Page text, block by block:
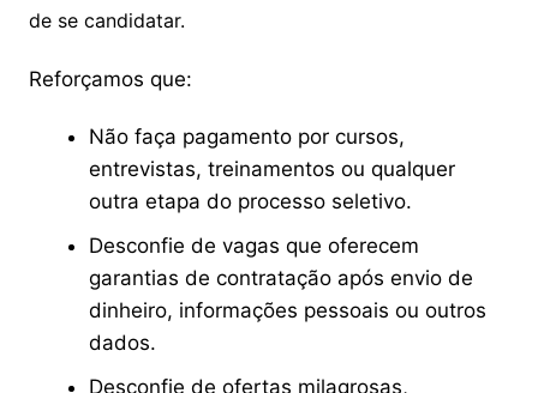
de se candidatar.
Reforçamos que:
Não faça pagamento por cursos,
entrevistas, treinamentos ou qualquer
outra etapa do processo seletivo.
Desconfie de vagas que oferecem
garantias de contratação após envio de
dinheiro, informações pessoais ou outros
dados.
Desconfie de ofertas milagrosas,